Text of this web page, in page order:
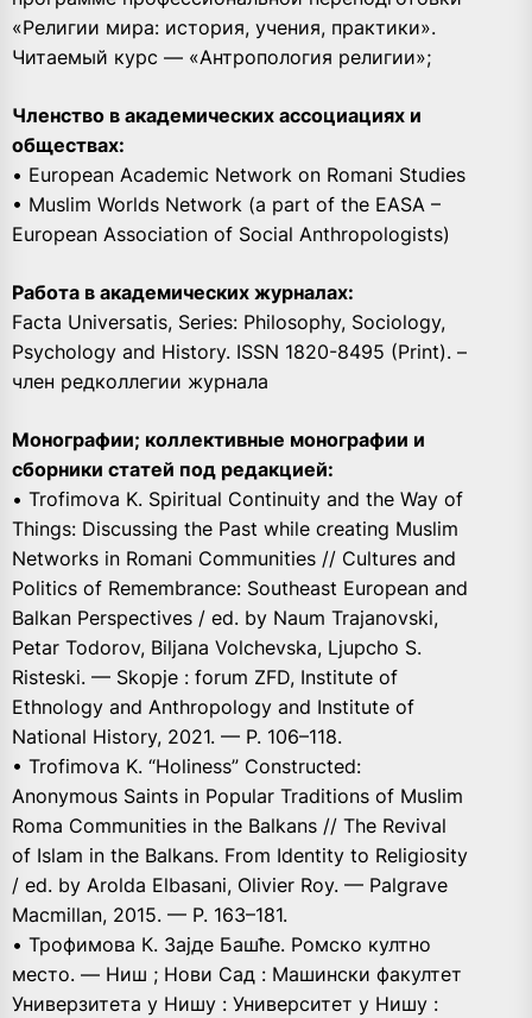
«Религии мира: история, учения, практики».
Читаемый курс — «Антропология религии»;
Членство в академических ассоциациях и
обществах:
• European Academic Network on Romani Studies
• Muslim Worlds Network (a part of the EASA –
European Association of Social Anthropologists)
Работа в академических журналах:
Facta Universatis, Series: Philosophy, Sociology,
Psychology and History. ISSN 1820-8495 (Print). –
член редколлегии журнала
Монографии; коллективные монографии и
сборники статей под редакцией:
• Trofimova K. Spiritual Continuity and the Way of
Things: Discussing the Past while creating Muslim
Networks in Romani Communities // Cultures and
Politics of Remembrance: Southeast European and
Balkan Perspectives / ed. by Naum Trajanovski,
Petar Todorov, Biljana Volchevska, Ljupcho S.
Risteski. — Skopje : forum ZFD, Institute of
Ethnology and Anthropology and Institute of
National History, 2021. — P. 106–118.
• Trofimova K. “Holiness” Constructed:
Anonymous Saints in Popular Traditions of Muslim
Roma Communities in the Balkans // The Revival
of Islam in the Balkans. From Identity to Religiosity
/ ed. by Arolda Elbasani, Olivier Roy. — Palgrave
Macmillan, 2015. — P. 163–181.
• Трофимова К. Заjде Башћe. Ромско култно
место. — Ниш ; Нови Сад : Машински факултет
Универзитета у Нишу : Университет у Нишу :